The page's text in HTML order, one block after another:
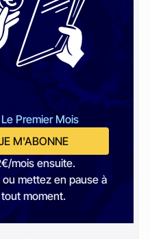
Premier Mois
M'ABONNE
mois ensuite.
mettez en pause à
tout moment.